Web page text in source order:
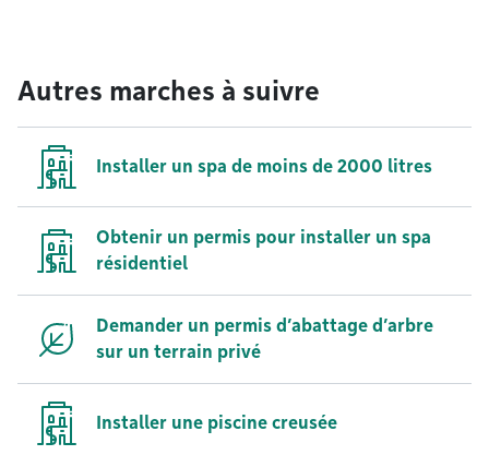
Autres marches à suivre
Installer un spa de moins de 2000 litres
Obtenir un permis pour installer un spa
résidentiel
Demander un permis d’abattage d’arbre
sur un terrain privé
Installer une piscine creusée